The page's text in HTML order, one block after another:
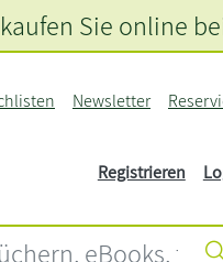
Newsletter
Registrieren
kaufen Sie online